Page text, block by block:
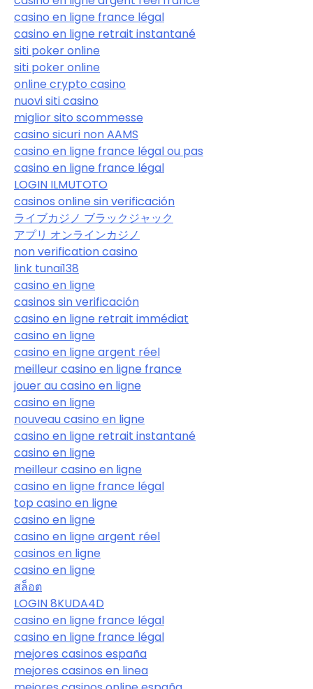
casino en ligne france légal
casino en ligne retrait instantané
siti poker online
siti poker online
online crypto casino
nuovi siti casino
miglior sito scommesse
casino sicuri non AAMS
casino en ligne france légal ou pas
casino en ligne france légal
LOGIN ILMUTOTO
casinos online sin verificación
ライブカジノ ブラックジャック
アプリ オンラインカジノ
non verification casino
link tunai138
casino en ligne
casinos sin verificación
casino en ligne retrait immédiat
casino en ligne
casino en ligne argent réel
meilleur casino en ligne france
jouer au casino en ligne
casino en ligne
nouveau casino en ligne
casino en ligne retrait instantané
casino en ligne
meilleur casino en ligne
casino en ligne france légal
top casino en ligne
casino en ligne
casino en ligne argent réel
casinos en ligne
casino en ligne
สล็อต
LOGIN 8KUDA4D
casino en ligne france légal
casino en ligne france légal
mejores casinos españa
mejores casinos en linea